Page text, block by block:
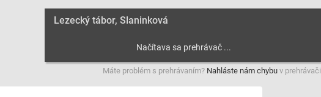
Lezecký tábor, Slaninková
Máte problém s prehrávaním? Nahláste nám chybu v